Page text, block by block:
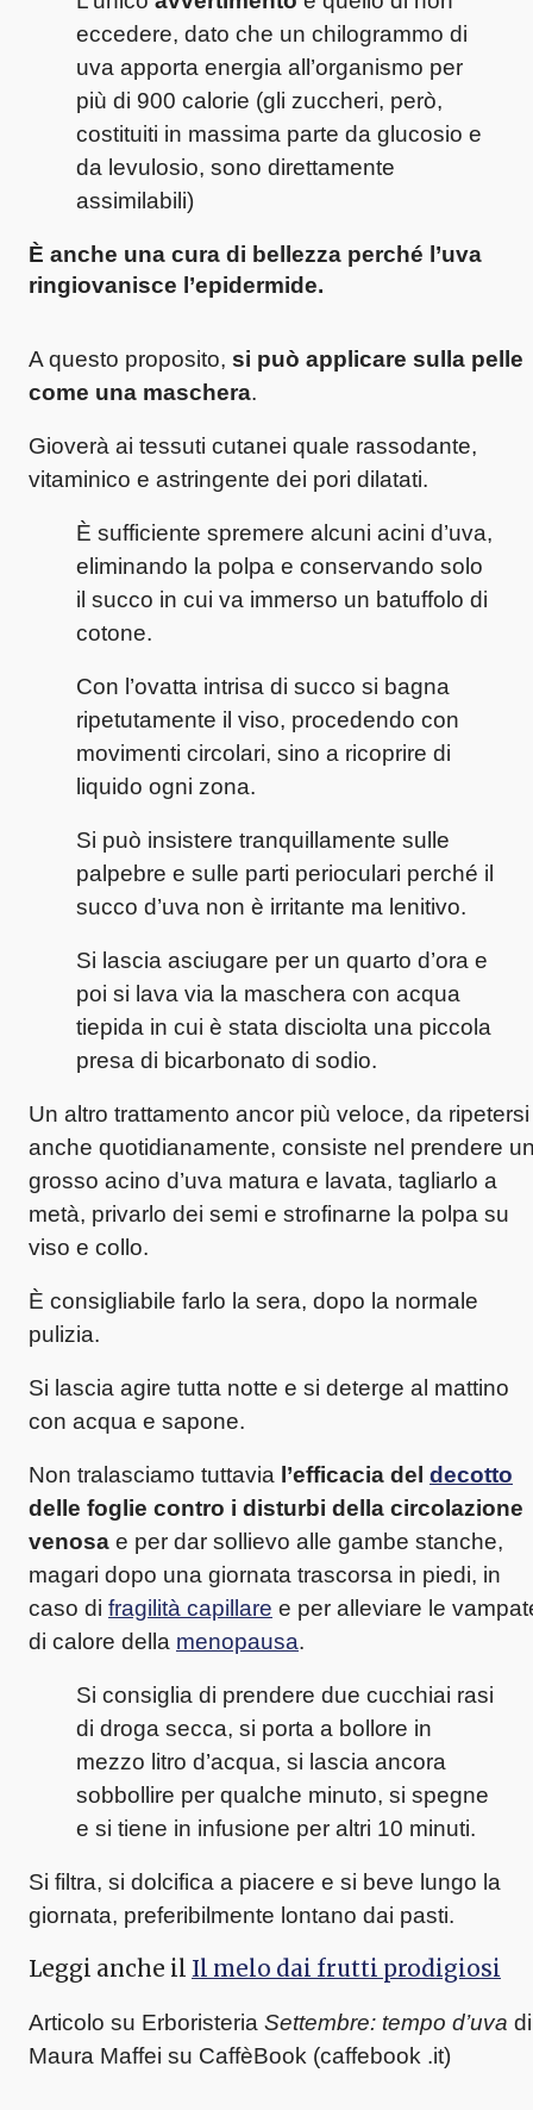
eccedere, dato che un chilogrammo di
uva apporta energia all’organismo per
più di 900 calorie (gli zuccheri, però,
costituiti in massima parte da glucosio e
da levulosio, sono direttamente
assimilabili)
È anche una cura di bellezza perché l’uva
ringiovanisce l’epidermide.
A questo proposito, si può applicare sulla pelle
come una maschera.
Gioverà ai tessuti cutanei quale rassodante,
vitaminico e astringente dei pori dilatati.
È sufficiente spremere alcuni acini d’uva,
eliminando la polpa e conservando solo
il succo in cui va immerso un batuffolo di
cotone.
Con l’ovatta intrisa di succo si bagna
ripetutamente il viso, procedendo con
movimenti circolari, sino a ricoprire di
liquido ogni zona.
Si può insistere tranquillamente sulle
palpebre e sulle parti perioculari perché il
succo d’uva non è irritante ma lenitivo.
Si lascia asciugare per un quarto d’ora e
poi si lava via la maschera con acqua
tiepida in cui è stata disciolta una piccola
presa di bicarbonato di sodio.
Un altro trattamento ancor più veloce, da ripetersi
anche quotidianamente, consiste nel prendere
grosso acino d’uva matura e lavata, tagliarlo a
metà, privarlo dei semi e strofinarne la polpa su
viso e collo.
È consigliabile farlo la sera, dopo la normale
pulizia.
Si lascia agire tutta notte e si deterge al mattino
con acqua e sapone.
Non tralasciamo tuttavia l’efficacia del decotto
delle foglie contro i disturbi della circolazione
venosa e per dar sollievo alle gambe stanche,
magari dopo una giornata trascorsa in piedi, in
caso di fragilità capillare e per alleviare le
di calore della menopausa.
Si consiglia di prendere due cucchiai rasi
di droga secca, si porta a bollore in
mezzo litro d’acqua, si lascia ancora
sobbollire per qualche minuto, si spegne
e si tiene in infusione per altri 10 minuti.
Si filtra, si dolcifica a piacere e si beve lungo la
giornata, preferibilmente lontano dai pasti.
Leggi anche il Il melo dai frutti prodigiosi
Articolo su Erboristeria Settembre: tempo d’uva di
Maura Maffei su CaffèBook (caffebook .it)